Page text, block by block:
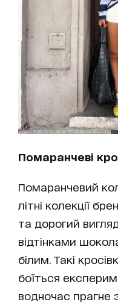
Помаранчеві
Помаранчевий
літні колекції
та дорогий
відтінками
білим. Такі
боїться
водночас